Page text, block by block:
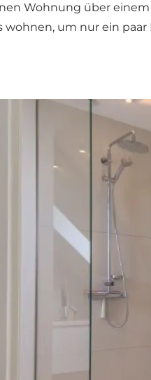
Wohnung über
um nur ein paar